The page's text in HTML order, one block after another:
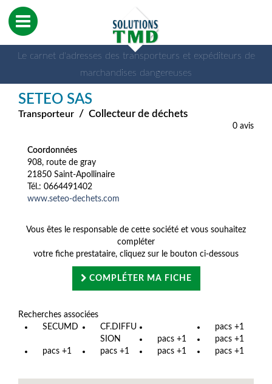
Le carnet d'adresses des transporteurs et expéditeurs de
marchandises dangereuses
SETEO SAS
Transporteur / Collecteur de déchets
0 avis
Coordonnées
908, route de gray
21850 Saint-Apollinaire
Tél.: 0664491402
www.seteo-dechets.com
Vous êtes le responsable de cette société et vous souhaitez
compléter
votre fiche prestataire, cliquez sur le bouton ci-dessous
COMPLÉTER MA FICHE
Recherches associées
SECUMD
CF.DIFFU
SION
pacs +1
pacs +1
pacs +1
pacs +1
pacs +1 pacs +1 pacs +1